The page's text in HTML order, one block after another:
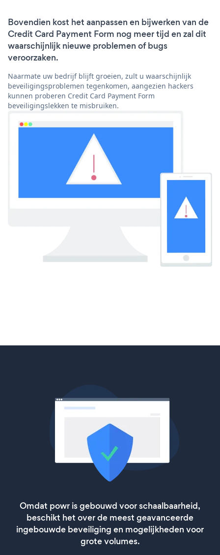
Bovendien kost het aanpassen en bijwerken van de
Credit Card Payment Form nog meer tijd en zal dit
waarschijnlijk nieuwe problemen of bugs
veroorzaken.
Naarmate uw bedrijf blijft groeien, zult u waarschijnlijk
beveiligingsproblemen tegenkomen, aangezien hackers
kunnen proberen Credit Card Payment Form
beveiligingslekken te misbruiken.
Omdat powr is gebouwd voor schaalbaarheid,
beschikt het over de meest geavanceerde
ingebouwde beveiliging en mogelijkheden voor
grote volumes.